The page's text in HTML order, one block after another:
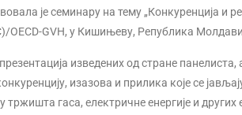
је семинару на тему „Конкуренција и
OECD-GVH, у Кишињеву, Република
изведених од стране панелиста,
изазова и прилика које се
гаса, електричне енергије и